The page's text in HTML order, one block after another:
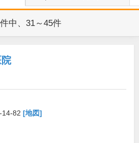
件中、 31～45件
14-82 [地図]